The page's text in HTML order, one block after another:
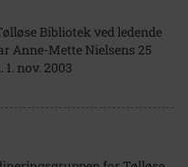
Bibliotek ved ledende
Anne-Mette Nielsens 25
nov. 2003